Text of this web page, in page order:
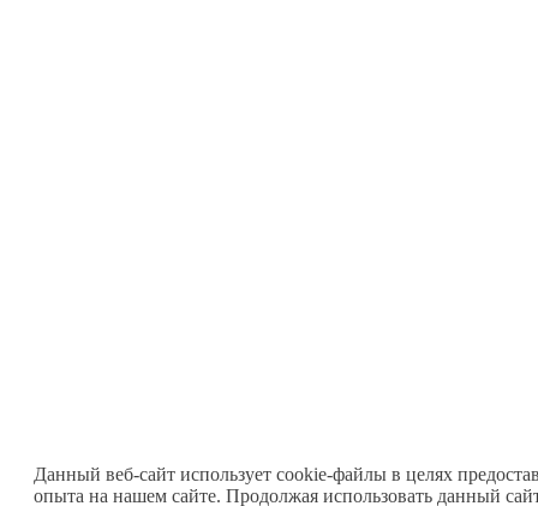
Данный веб-сайт использует cookie-файлы в целях
опыта на нашем сайте. Продолжая использовать данный